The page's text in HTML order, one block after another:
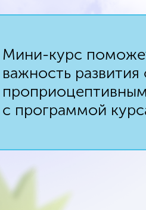
Мини-курс
важность
с программой